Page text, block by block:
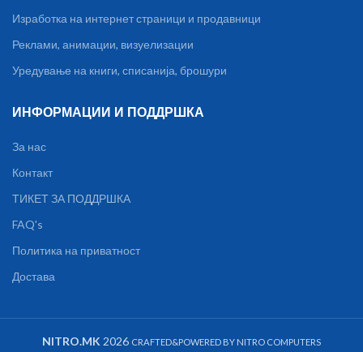
Изработка на интернет страници и продавници
Реклами, анимации, визуелизации
Уредување на книги, списанија, брошури
ИНФОРМАЦИИ И ПОДДРШКА
За нас
Контакт
ТИКЕТ ЗА ПОДДРШКА
FAQ's
Политика на приватност
Достава
NITRO.MK 2026 CRAFTED&POWERED BY NITRO COMPUTERS